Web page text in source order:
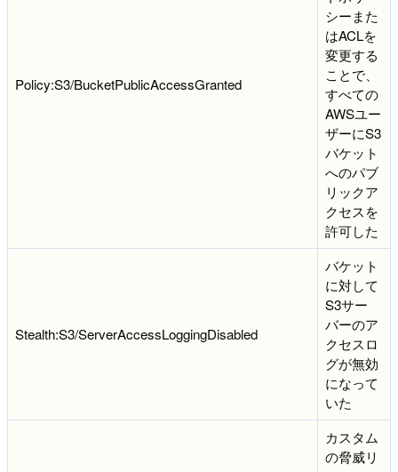
Policy:S3/BucketPublicAccessGranted
シーまた
はACLを
変更する
ことで、
すべての
AWSユー
ザーにS3
バケット
へのパブ
リックア
クセスを
許可した
Stealth:S3/ServerAccessLoggingDisabled
バケット
に対して
S3サー
バーのア
クセスロ
グが無効
になって
いた
カスタム
の脅威リ